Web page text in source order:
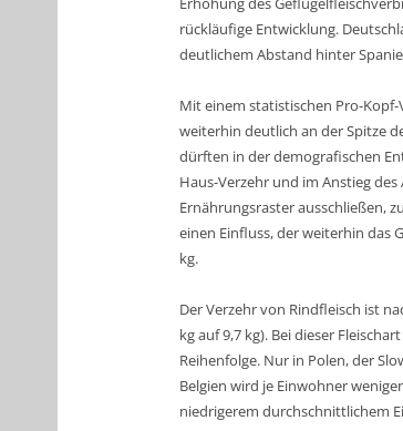
rückläufige Entwicklung.
deutlichem Abstand hinter
Mit einem statistischen Pro-Kopf-
weiterhin deutlich an der Spitze
dürften in der demografischen
Haus-Verzehr und im Anstieg
Ernährungsraster ausschließen,
einen Einfluss, der weiterhin das
kg.
Der Verzehr von Rindfleisch ist
kg auf 9,7 kg). Bei dieser
Reihenfolge. Nur in Polen, der
Belgien wird je Einwohner
niedrigerem durchschnittlichem